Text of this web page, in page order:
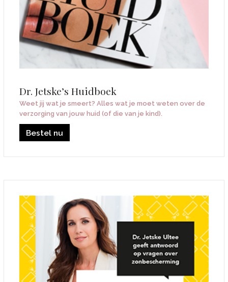
Dr. Jetske’s Huidboek
Weet jij wat je smeert? Alles wat je moet weten over de
verzorging van jouw huid (of die van je kind).
Bestel nu